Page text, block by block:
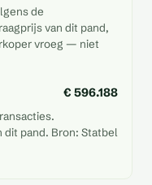
de
van dit pand,
vroeg — niet
€ 596.188
pand. Bron: Statbel